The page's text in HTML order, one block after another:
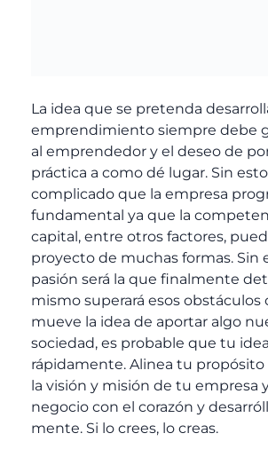
La idea que se pretenda
emprendimiento siempre debe
al emprendedor y el deseo de
práctica a como dé lugar. Sin
complicado que la empresa
fundamental ya que la
capital, entre otros factores,
proyecto de muchas formas. Sin
pasión será la que finalmente
mismo superará esos obstáculos
mueve la idea de aportar algo
sociedad, es probable que tu
rápidamente. Alinea tu propósito
la visión y misión de tu empresa
negocio con el corazón y
mente. Si lo crees, lo creas.